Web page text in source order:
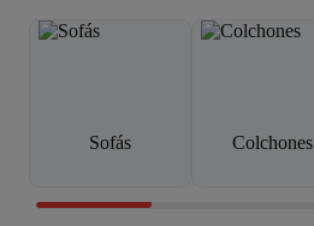
Sofás Colchones